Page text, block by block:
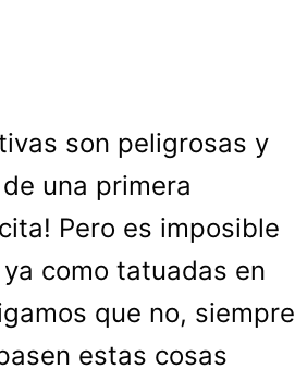
son peligrosas y
una primera
Pero es imposible
como tatuadas en
que no, siempre
estas cosas